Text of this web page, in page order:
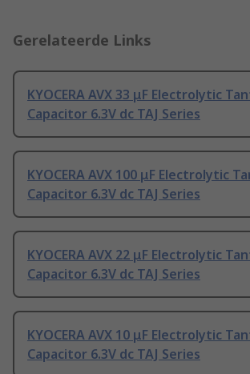
Gerelateerde Links
KYOCERA AVX 33 μF Electrolytic
Capacitor 6.3V dc TAJ Series
KYOCERA AVX 100 μF Electrolytic
Capacitor 6.3V dc TAJ Series
KYOCERA AVX 22 μF Electrolytic
Capacitor 6.3V dc TAJ Series
KYOCERA AVX 10 μF Electrolytic
Capacitor 6.3V dc TAJ Series